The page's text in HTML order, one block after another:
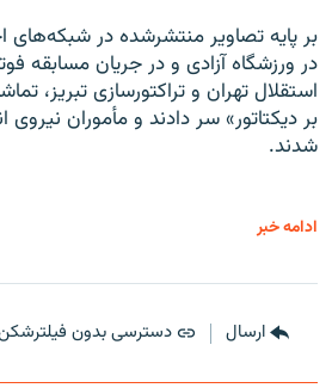
بر پایه تصاویر منتشرشده در شبکه‌های
در ورزشگاه آزادی و در جریان مسابقه
استقلال تهران و تراکتورسازی تبریز،
بر دیکتاتور» سر دادند و مأموران نیروی
شدند.
ادامه خبر
ارسال دسترسی بدون